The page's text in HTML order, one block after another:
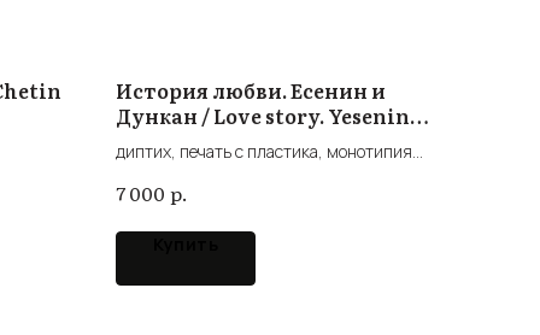
История любви. Есенин и
Дункан / Love story. Yesenin
диптих, печать с пластика, монотипия
7 000 р.